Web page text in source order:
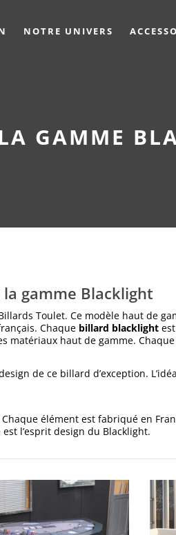
NOTRE UNIVERS
GAMME
gamme Blacklight
Toulet. Ce modèle haut de
Chaque billard blacklight
matériaux haut de gamme.
de ce billard d’exception.
Chaque élément est fabriqué en
l’esprit design du Blacklight.